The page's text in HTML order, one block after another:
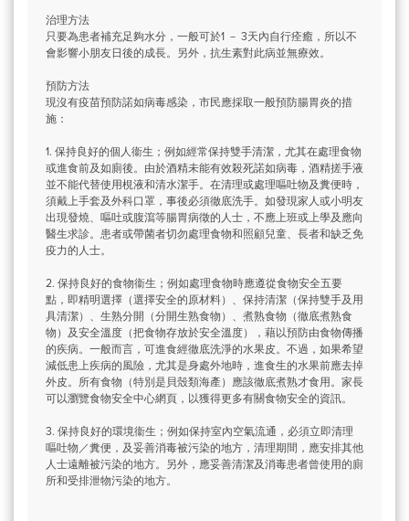
治理方法
只要為患者補充足夠水分，一般可於1 － 3天內自行痊癒，所以不
會影響小朋友日後的成長。另外，抗生素對此病並無療效。
預防方法
現沒有疫苗預防諾如病毒感染，市民應採取一般預防腸胃炎的措
施：
1. 保持良好的個人衞生；例如經常保持雙手清潔，尤其在處理食物
或進食前及如廁後。由於酒精未能有效殺死諾如病毒，酒精搓手液
並不能代替使用梘液和清水潔手。在清理或處理嘔吐物及糞便時，
須戴上手套及外科口罩，事後必須徹底洗手。如發現家人或小明友
出現發燒、嘔吐或腹瀉等腸胃病徵的人士，不應上班或上學及應向
醫生求診。患者或帶菌者切勿處理食物和照顧兒童、長者和缺乏免
疫力的人士。
2. 保持良好的食物衞生；例如處理食物時應遵從食物安全五要
點，即精明選擇（選擇安全的原材料）、保持清潔（保持雙手及用
具清潔）、生熟分開（分開生熟食物）、煮熟食物（徹底煮熟食
物）及安全溫度（把食物存放於安全溫度），藉以預防由食物傳播
的疾病。一般而言，可進食經徹底洗淨的水果皮。不過，如果希望
減低患上疾病的風險，尤其是身處外地時，進食生的水果前應去掉
外皮。所有食物（特別是貝殼類海產）應該徹底煮熟才食用。家長
可以瀏覽食物安全中心網頁，以獲得更多有關食物安全的資訊。
3. 保持良好的環境衞生；例如保持室內空氣流通，必須立即清理
嘔吐物／糞便，及妥善消毒被污染的地方，清理期間，應安排其他
人士遠離被污染的地方。另外，應妥善清潔及消毒患者曾使用的廁
所和受排泄物污染的地方。